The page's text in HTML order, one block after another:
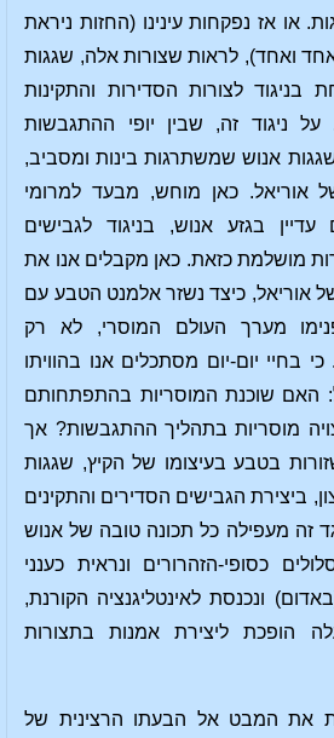
או אז נפקחות עינינו (החזות ניראת
ואחד), לראות שצורות אלה, שגגות
לצורות הסדירות והתקינות
ניגוד זה, שבין יופי ההתגבשות
אנוש שמשתרגות בינות ומסביב,
אוריאל. כאן מוחש, מבעד למרומי
בגזע אנוש, בניגוד לגבישים
מושלמת כזאת. כאן מקבלים אנו את
אוריאל, כיצד נשזר אלמנט הטבע עם
מערך העולם המוסרי, לא רק
בחיי יום-יום מסתכלים אנו בהוויתו
האם שוכנת המוסריות בהתפתחותם
מוסריות בתהליך ההתגבשות? אך
בטבע בעיצומו של הקיץ, שגגות
ביצירת הגבישים הסדירים והתקינים
זה מעפילה כל תכונה טובה של אנוש
כסופי-הזהרורים ונראית כענני
ונכנסת לאינטליגנציה הקורנת,
הופכת ליצירת אמנות בתצורות
את המבט אל הבעתו הרצינית של